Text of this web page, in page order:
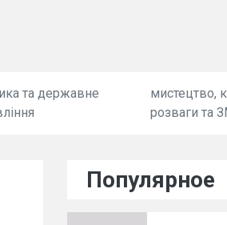
та державне
мистецтво,
розваги та
Популярное